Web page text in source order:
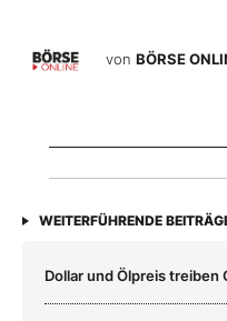
von BÖRSE
WEITERFÜHRENDE
Dollar und Ölpreis